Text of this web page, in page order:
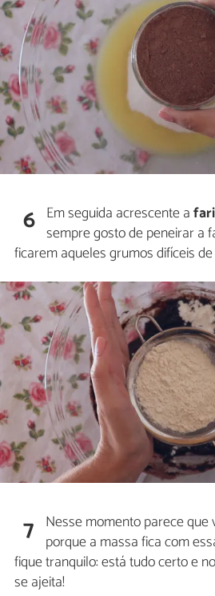
6 Em seguida acrescente a
sempre gosto de peneirar a
ficarem aqueles grumos difíceis
7 Nesse momento parece
porque a massa fica com
fique tranquilo: está tudo certo e
se ajeita!